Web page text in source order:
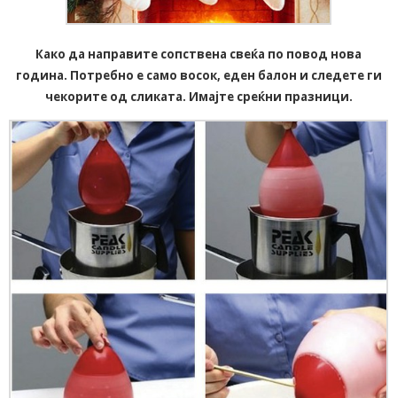
Како да направите сопствена свеќа по повод нова
година. Потребно е само восок, еден балон и следете ги
чекорите од сликата. Имајте среќни празници.